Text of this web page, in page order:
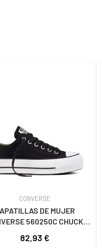
CONVERSE
DE MUJER
560250C CHUCK
CANVAS LOW BLACK
82,93 €